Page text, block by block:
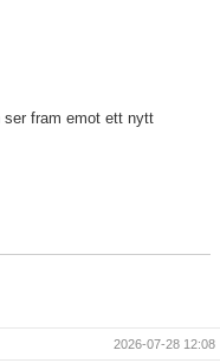
ser fram emot ett nytt
2026-07-28 12:08